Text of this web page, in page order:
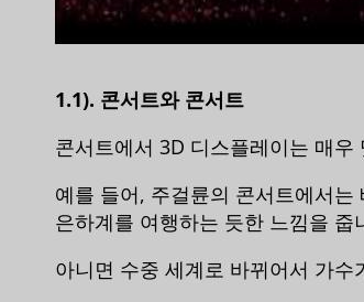
1.1). 콘서트와 콘서트
콘서트에서 3D 디스플레이는 매
예를 들어, 주걸륜의 콘서트에서
은하계를 여행하는 듯한 느낌을 줍
아니면 수중 세계로 바뀌어서 가